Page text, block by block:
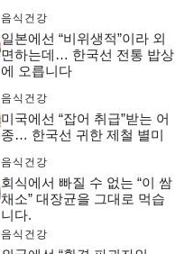
음식건강
일본에선 “비위생적”이라 외
면하는데… 한국선 전통 밥상
에 오릅니다
음식건강
미국에선 “잡어 취급”받는 어
종… 한국선 귀한 제철 별미
음식건강
회식에서 빠질 수 없는 “이 쌈
채소” 대장균을 그대로 먹습
니다.
음식건강